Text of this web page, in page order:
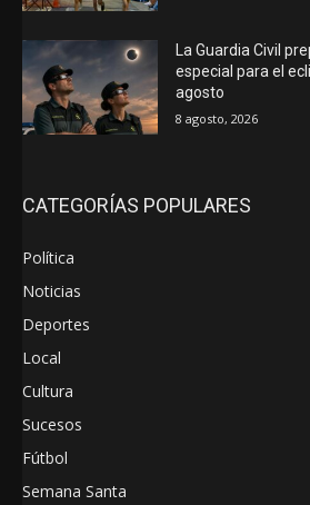
La Guardia Civil
especial para el
agosto
8 agosto, 2026
CATEGORÍAS POPULARES
Política
Noticias
Deportes
Local
Cultura
Sucesos
Fútbol
Semana Santa